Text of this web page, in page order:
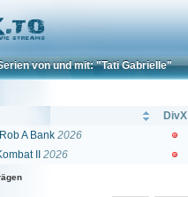
von und mit: "Tati Gabrielle"
DivX
A Bank 2026
II
2026